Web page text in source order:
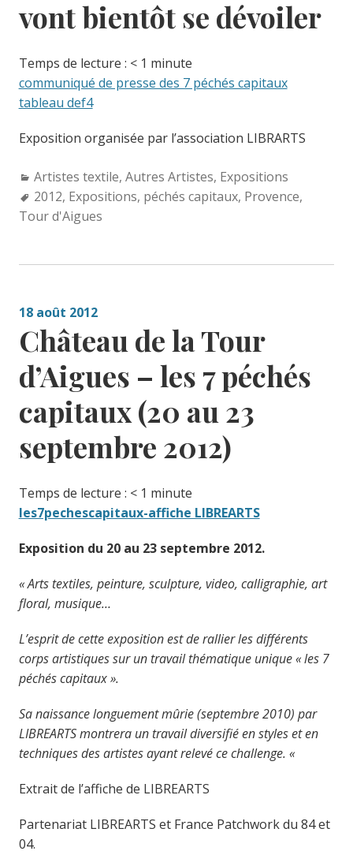
vont bientôt se dévoiler
Temps de lecture : < 1 minute
communiqué de presse des 7 péchés capitaux
tableau def4
Exposition organisée par l’association LIBRARTS
Categories:
Artistes textile, Autres Artistes, Expositions
Tags:
2012, Expositions, péchés capitaux, Provence,
Tour d'Aigues
18 août 2012
Château de la Tour
d’Aigues – les 7 péchés
capitaux (20 au 23
septembre 2012)
Temps de lecture : < 1 minute
les7pechescapitaux-affiche LIBREARTS
Exposition du 20 au 23 septembre 2012.
« Arts textiles, peinture, sculpture, video, calligraphie, art
floral, musique…
L’esprit de cette exposition est de rallier les différents
corps artistiques sur un travail thématique unique « les 7
péchés capitaux ».
Sa naissance longuement mûrie (septembre 2010) par
LIBREARTS montrera un travail diversifié en styles et en
techniques des artistes ayant relevé ce challenge. «
Extrait de l’affiche de LIBREARTS
Partenariat LIBREARTS et France Patchwork du 84 et
04.